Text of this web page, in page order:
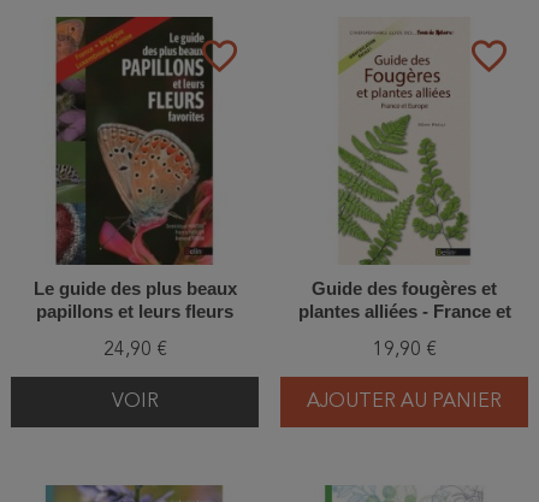
favorite_border
Le guide des plus beaux
papillons et leurs fleurs
Luxembourg, Suisse
24,90 €
VOIR
favorite_border
Guide des fougères et
plantes alliées - France et
19,90 €
AJOUTER AU PANIER